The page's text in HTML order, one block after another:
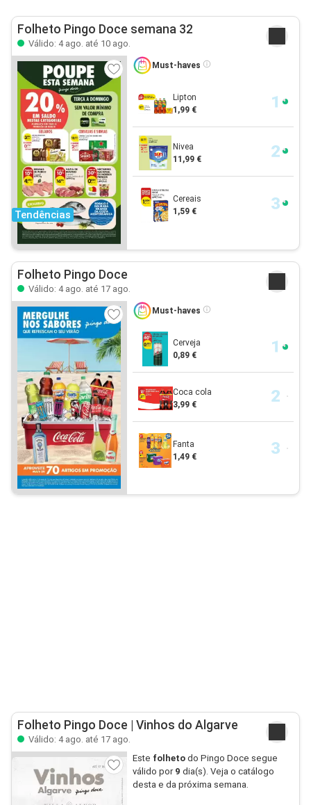
Folheto Pingo Doce semana 32
Válido: 4 ago. até 10 ago.
Tendências
Must-haves
Lipton
1,99 €
Nivea
11,99 €
Cereais
1,59 €
Folheto Pingo Doce
Válido: 4 ago. até 17 ago.
Must-haves
Cerveja
0,89 €
Coca cola
3,99 €
Fanta
1,49 €
Folheto Pingo Doce | Vinhos do Algarve
Válido: 4 ago. até 17 ago.
Este folhetodo Pingo Doce segue
válido por 9 dia(s). Veja o catálogo
desta e da próxima semana.